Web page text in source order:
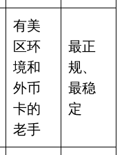
有美
区环
境和
外币
卡的
老手
最正
规、
最稳
定